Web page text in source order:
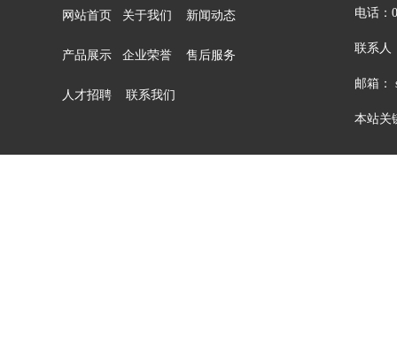
网站首页 关于我们 新闻动态
产品展示 企业荣誉 售后服务
人才招聘 联系我们
电话：
联系人
邮箱：
本站关